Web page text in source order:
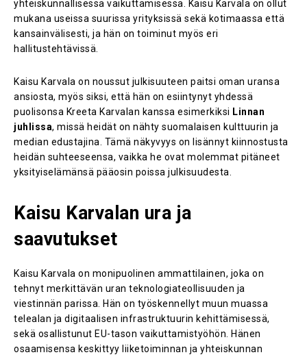
yhteiskunnallisessa vaikuttamisessa. Kaisu Karvala on ollut
mukana useissa suurissa yrityksissä sekä kotimaassa että
kansainvälisesti, ja hän on toiminut myös eri
hallitustehtävissä.
Kaisu Karvala on noussut julkisuuteen paitsi oman uransa
ansiosta, myös siksi, että hän on esiintynyt yhdessä
puolisonsa Kreeta Karvalan kanssa esimerkiksi Linnan
juhlissa, missä heidät on nähty suomalaisen kulttuurin ja
median edustajina. Tämä näkyvyys on lisännyt kiinnostusta
heidän suhteeseensa, vaikka he ovat molemmat pitäneet
yksityiselämänsä pääosin poissa julkisuudesta.
Kaisu Karvalan ura ja
saavutukset
Kaisu Karvala on monipuolinen ammattilainen, joka on
tehnyt merkittävän uran teknologiateollisuuden ja
viestinnän parissa. Hän on työskennellyt muun muassa
telealan ja digitaalisen infrastruktuurin kehittämisessä,
sekä osallistunut EU-tason vaikuttamistyöhön. Hänen
osaamisensa keskittyy liiketoiminnan ja yhteiskunnan